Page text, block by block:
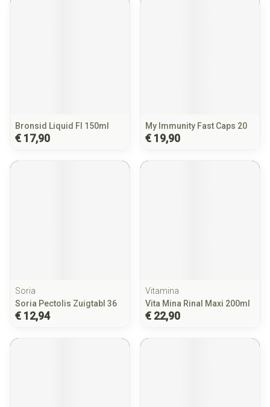
Bronsid Liquid Fl 150ml
€ 17,90
My Immunity Fast Caps 20
€ 19,90
Soria
Soria Pectolis Zuigtabl 36
€ 12,94
Vitamina
Vita Mina Rinal Maxi 200ml
€ 22,90